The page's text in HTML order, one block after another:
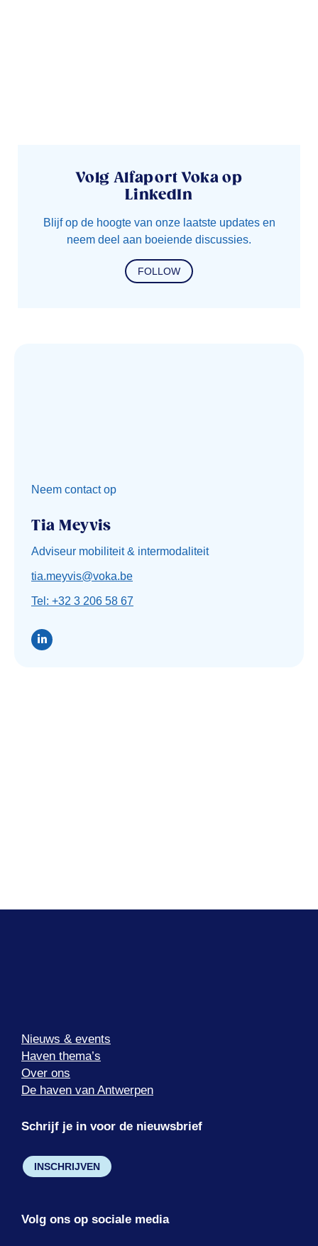
Volg Alfaport Voka op
LinkedIn
Blijf op de hoogte van onze laatste updates en
neem deel aan boeiende discussies.
FOLLOW
Neem contact op
Tia Meyvis
Adviseur mobiliteit & intermodaliteit
tia.meyvis@voka.be
Tel: +32 3 206 58 67
Nieuws & events
Haven thema’s
Over ons
De haven van Antwerpen
Schrijf je in voor de nieuwsbrief
INSCHRIJVEN
Volg ons op sociale media